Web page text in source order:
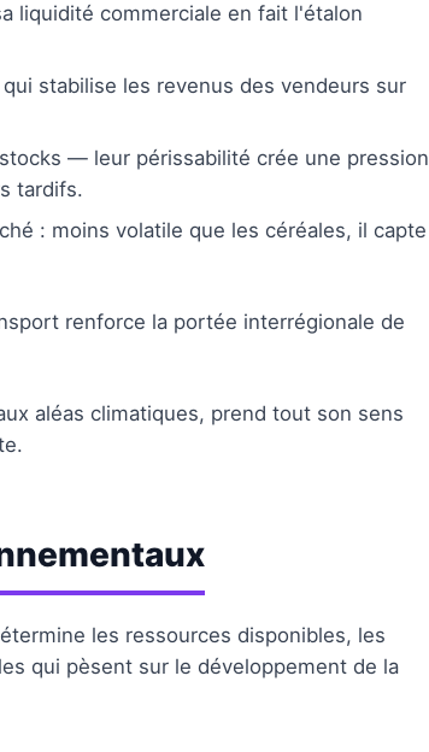
liquidité commerciale en fait l'étalon
stabilise les revenus des vendeurs sur
— leur périssabilité crée une pression
tardifs.
: moins volatile que les céréales, il capte
renforce la portée interrégionale de
aléas climatiques, prend tout son sens
les ressources disponibles, les
qui pèsent sur le développement de la